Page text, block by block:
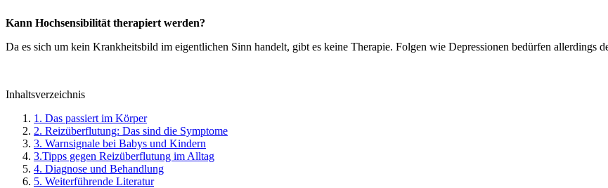
Kann Hochsensibilität therapiert werden?
Da es sich um kein Krankheitsbild im eigentlichen Sinn handelt, gibt es keine Therapie. Folgen wie Depressionen bedürfen allerdings
Inhaltsverzeichnis
1. Das passiert im Körper
2. Reizüberflutung: Das sind die Symptome
3. Warnsignale bei Babys und Kindern
3.Tipps gegen Reizüberflutung im Alltag
4. Diagnose und Behandlung
5. Weiterführende Literatur